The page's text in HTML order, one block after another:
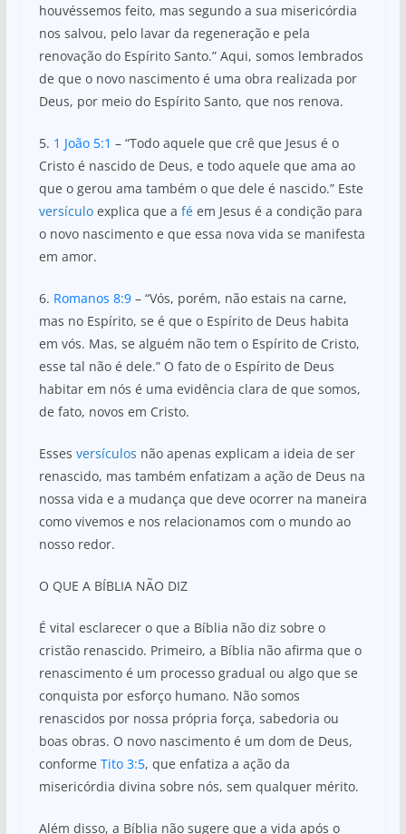
houvéssemos feito, mas segundo a sua misericórdia
nos salvou, pelo lavar da regeneração e pela
renovação do Espírito Santo.” Aqui, somos lembrados
de que o novo nascimento é uma obra realizada por
Deus, por meio do Espírito Santo, que nos renova.
5. 1 João 5:1 – “Todo aquele que crê que Jesus é o
Cristo é nascido de Deus, e todo aquele que ama ao
que o gerou ama também o que dele é nascido.” Este
versículoexplica que a féem Jesus é a condição para
o novo nascimento e que essa nova vida se manifesta
em amor.
6. Romanos 8:9– “Vós, porém, não estais na carne,
mas no Espírito, se é que o Espírito de Deus habita
em vós. Mas, se alguém não tem o Espírito de Cristo,
esse tal não é dele.” O fato de o Espírito de Deus
habitar em nós é uma evidência clara de que somos,
de fato, novos em Cristo.
Esses versículos não apenas explicam a ideia de ser
renascido, mas também enfatizam a ação de Deus na
nossa vida e a mudança que deve ocorrer na maneira
como vivemos e nos relacionamos com o mundo ao
nosso redor.
O QUE A BÍBLIA NÃO DIZ
É vital esclarecer o que a Bíblia não diz sobre o
cristão renascido. Primeiro, a Bíblia não afirma que o
renascimento é um processo gradual ou algo que se
conquista por esforço humano. Não somos
renascidos por nossa própria força, sabedoria ou
boas obras. O novo nascimento é um dom de Deus,
conforme Tito 3:5, que enfatiza a ação da
misericórdia divina sobre nós, sem qualquer mérito.
Além disso, a Bíblia não sugere que a vida após o